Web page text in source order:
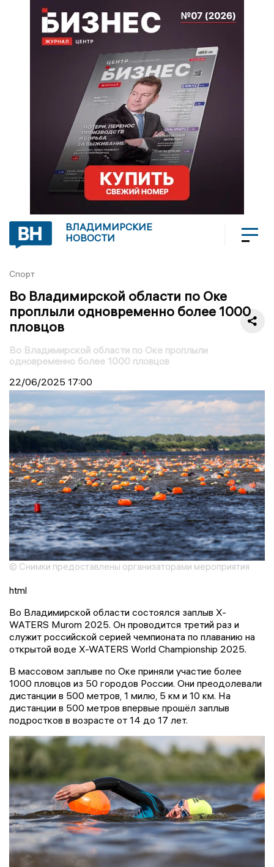
ВЛАДИМИРСКИЕ
НОВОСТИ
Спорт
Во Владимирской области по Оке
проплыли одновременно более 1000
пловцов
Во Владимирской области по Оке проплыли
одновременно более 1000 пловцов
22/06/2025 17:00
© Снимки предоставлены организаторами мероприятия
html
Во Владимирской области состоялся заплыв X-
WATERS Murom 2025. Он проводится третий раз и
служит российской серией чемпионата по плаванию на
открытой воде X-WATERS World Championship 2025.
В массовом заплыве по Оке приняли участие более
1000 пловцов из 50 городов России. Они преодолевали
дистанции в 500 метров, 1 милю, 5 км и 10 км. На
дистанции в 500 метров впервые прошёл заплыв
подростков в возрасте от 14 до 17 лет.